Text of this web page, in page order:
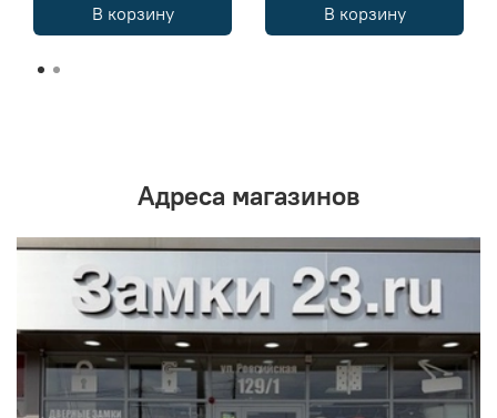
В корзину В корзину
Адреса магазинов